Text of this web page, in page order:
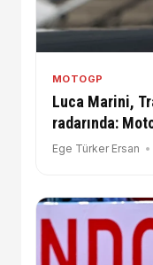
MOTOGP
Luca Marini,
radarında:
projesi
Ege Türker Ersan